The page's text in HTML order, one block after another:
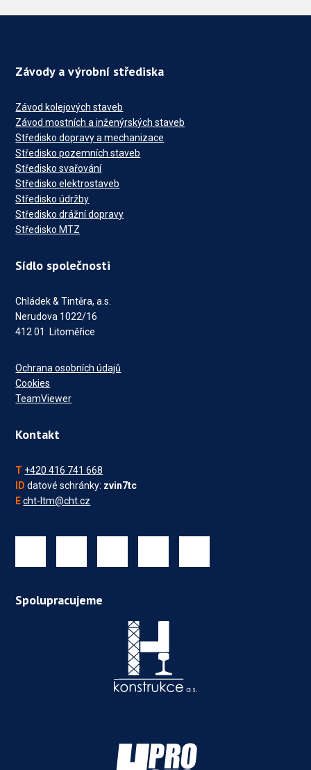
Závody a výrobní střediska
Závod kolejových staveb
Závod mostních a inženýrských staveb
Středisko dopravy a mechanizace
Středisko pozemních staveb
Středisko svařování
Středisko elektrostaveb
Středisko údržby
Středisko drážní dopravy
Středisko MTZ
Sídlo společnosti
Chládek & Tintěra, a.s.
Nerudova 1022/16
412 01 Litoměřice
Ochrana osobních údajů
Cookies
TeamViewer
Kontakt
T +420 416 741 668
ID datové schránky: zvin7tc
E cht-ltm@cht.cz
Spolupracujeme